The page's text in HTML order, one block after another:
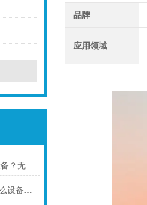
帕尔贴冷板Chiller是什么设备？无锡冠亚恒温为您深度解析
气冷高低温卡盘Chuck是什么设备？——三温卡盘控温系统应用指南
品牌
应用领域